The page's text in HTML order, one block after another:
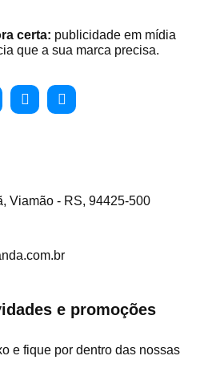
certa: publicidade em mídia
que a sua marca precisa.
Viamão - RS, 94425-500
e promoções
e fique por dentro das nossas